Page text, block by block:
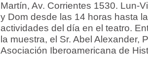
Martín, Av. Corrientes 1530. Lun-
y Dom desde las 14 horas hasta
actividades del día en el teatro.
la muestra, el Sr. Abel Alexander,
Asociación Iberoamericana de